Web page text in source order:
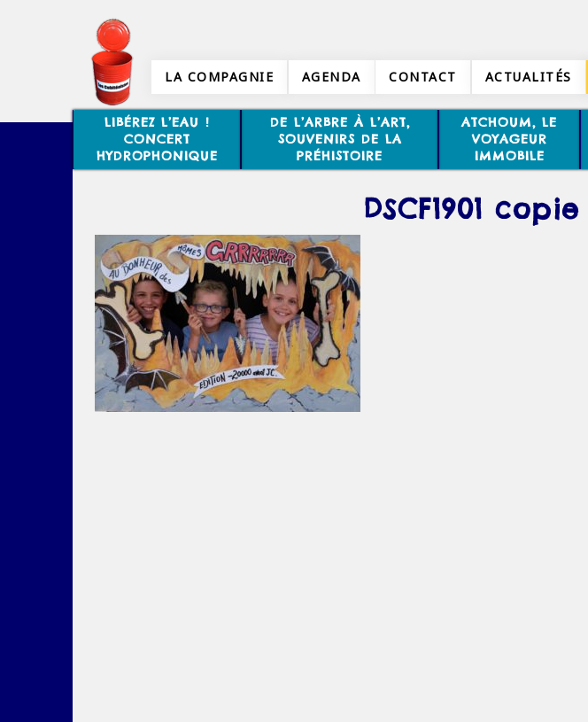
LA COMPAGNIE AGENDA CONTACT ACTUALITÉS
LIBÉREZ L’EAU !
CONCERT
HYDROPHONIQUE
DE L’ARBRE À L’ART,
SOUVENIRS DE LA
PRÉHISTOIRE
ATCHOUM, LE
VOYAGEUR
IMMOBILE
DSCF1901 copie